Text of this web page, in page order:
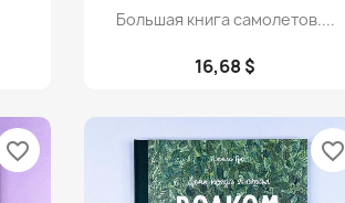
Просмотр
Большая книга самолетов....
16,68 $
favorite_border favorite_border